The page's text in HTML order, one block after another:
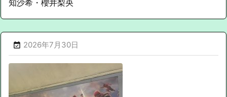
知沙希・櫻井梨央
 2026年7月30日